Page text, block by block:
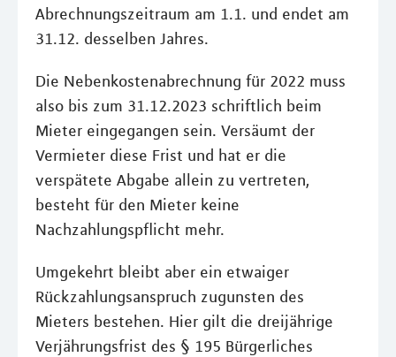
Abrechnungszeitraum am 1.1. und endet am
31.12. desselben Jahres.
Die Nebenkostenabrechnung für 2022 muss
also bis zum 31.12.2023 schriftlich beim
Mieter eingegangen sein. Versäumt der
Vermieter diese Frist und hat er die
verspätete Abgabe allein zu vertreten,
besteht für den Mieter keine
Nachzahlungspflicht mehr.
Umgekehrt bleibt aber ein etwaiger
Rückzahlungsanspruch zugunsten des
Mieters bestehen. Hier gilt die dreijährige
Verjährungsfrist des § 195 Bürgerliches